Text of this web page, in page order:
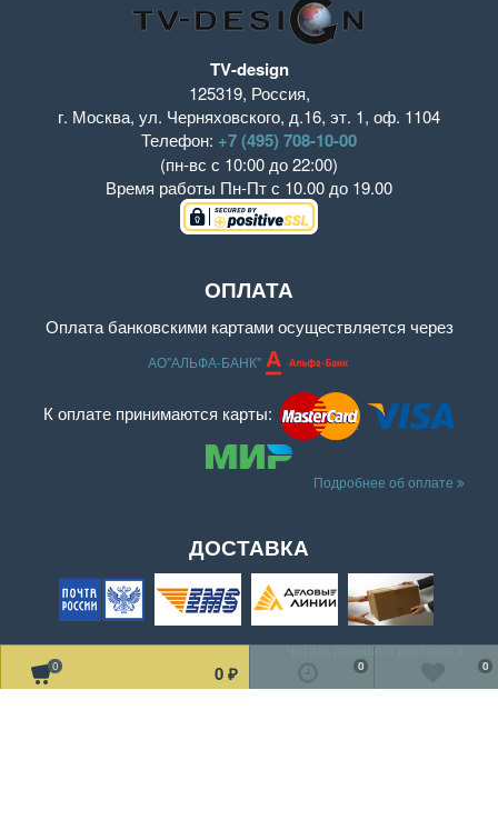
0 0 ₽
0
0
TV-design
125319, Россия,
г. Москва, ул. Черняховского, д.16, эт. 1, оф. 1104
Телефон: +7 (495) 708-10-00
(пн-вс с 10:00 до 22:00)
Время работы Пн-Пт с 10.00 до 19.00
ОПЛАТА
Оплата банковскими картами осуществляется через
АО"АЛЬФА-БАНК"
К оплате принимаются карты:
Подробнее об оплате
ДОСТАВКА
Читать дальше о доставке